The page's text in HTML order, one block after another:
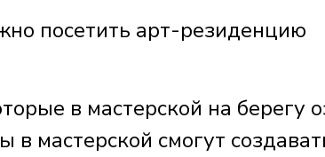
посетить арт-резиденцию
в мастерской на берегу
мастерской смогут